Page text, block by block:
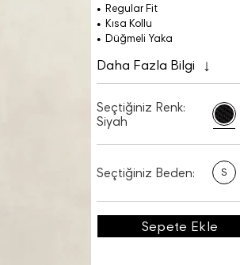
Regular Fit
Kısa Kollu
Düğmeli Yaka
Daha Fazla Bilgi
Seçtiğiniz Renk:
Siyah
Seçtiğiniz Beden: S
Sepete Ekle